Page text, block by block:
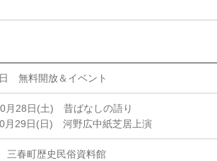
無料開放＆イベント
月28日(土) 昔ばなしの語り
月29日(日) 河野広中紙芝居上演
春町歴史民俗資料館